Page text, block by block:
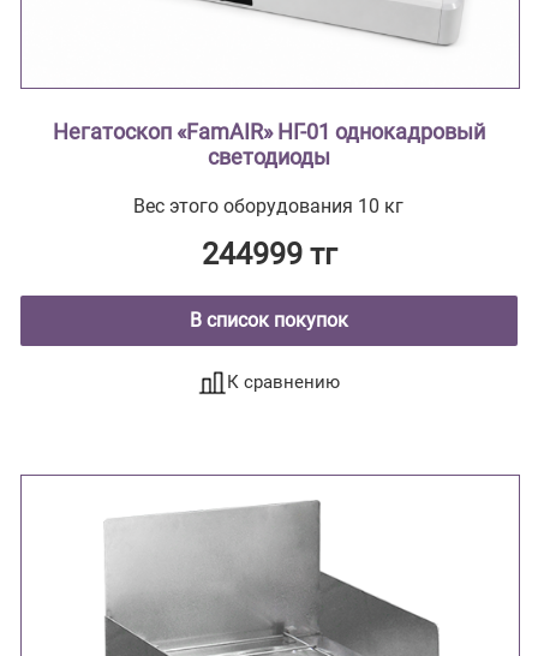
Негатоскоп «FamAIR» НГ-01 однокадровый
светодиоды
Вес этого оборудования 10 кг
244999 тг
В список покупок
К сравнению